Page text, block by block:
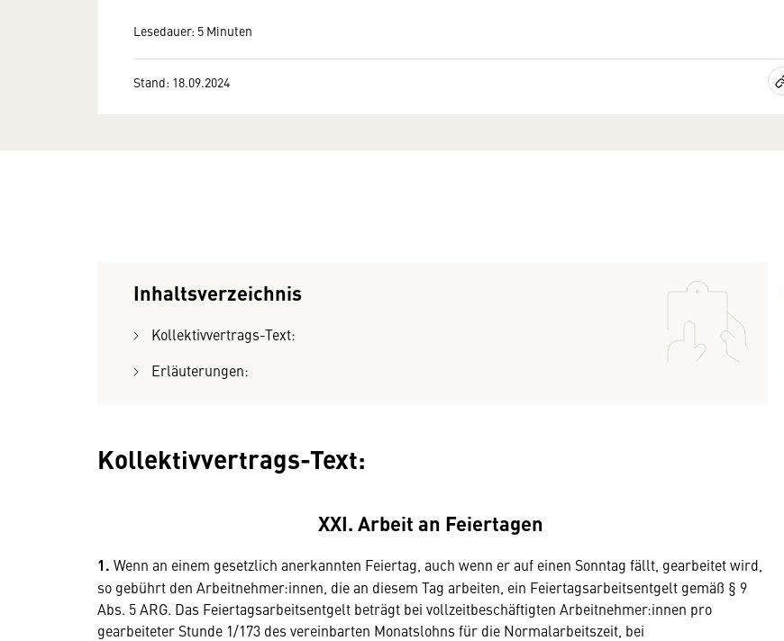
Lesedauer: 5 Minuten
Stand: 18.09.2024
Inhaltsverzeichnis
Kollektivvertrags-Text:
Erläuterungen:
Kollektivvertrags-Text:
XXI. Arbeit an Feiertagen
1. Wenn an einem gesetzlich anerkannten Feiertag, auch wenn er auf einen Sonntag fällt, gearbeitet wird,
so gebührt den Arbeitnehmer:innen, die an diesem Tag arbeiten, ein Feiertagsarbeitsentgelt gemäß § 9
Abs. 5 ARG. Das Feiertagsarbeitsentgelt beträgt bei vollzeitbeschäftigten Arbeitnehmer:innen pro
gearbeiteter Stunde 1/173 des vereinbarten Monatslohns für die Normalarbeitszeit, bei